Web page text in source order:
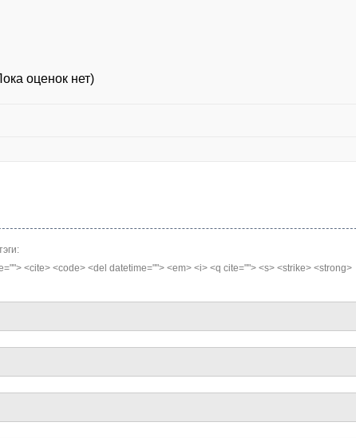
оценок нет)
<cite> <code> <del datetime=""> <em> <i> <q cite=""> <s> <strike> <strong>